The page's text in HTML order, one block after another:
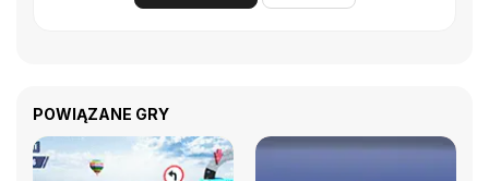
POWIĄZANE GRY